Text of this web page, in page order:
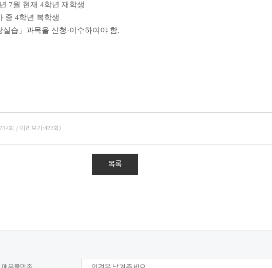
7월 현재 4학년 재학생
중 4학년 복학생
습」과목을 신청·이수하여야 함.
회 / 미리보기:422회)
목록